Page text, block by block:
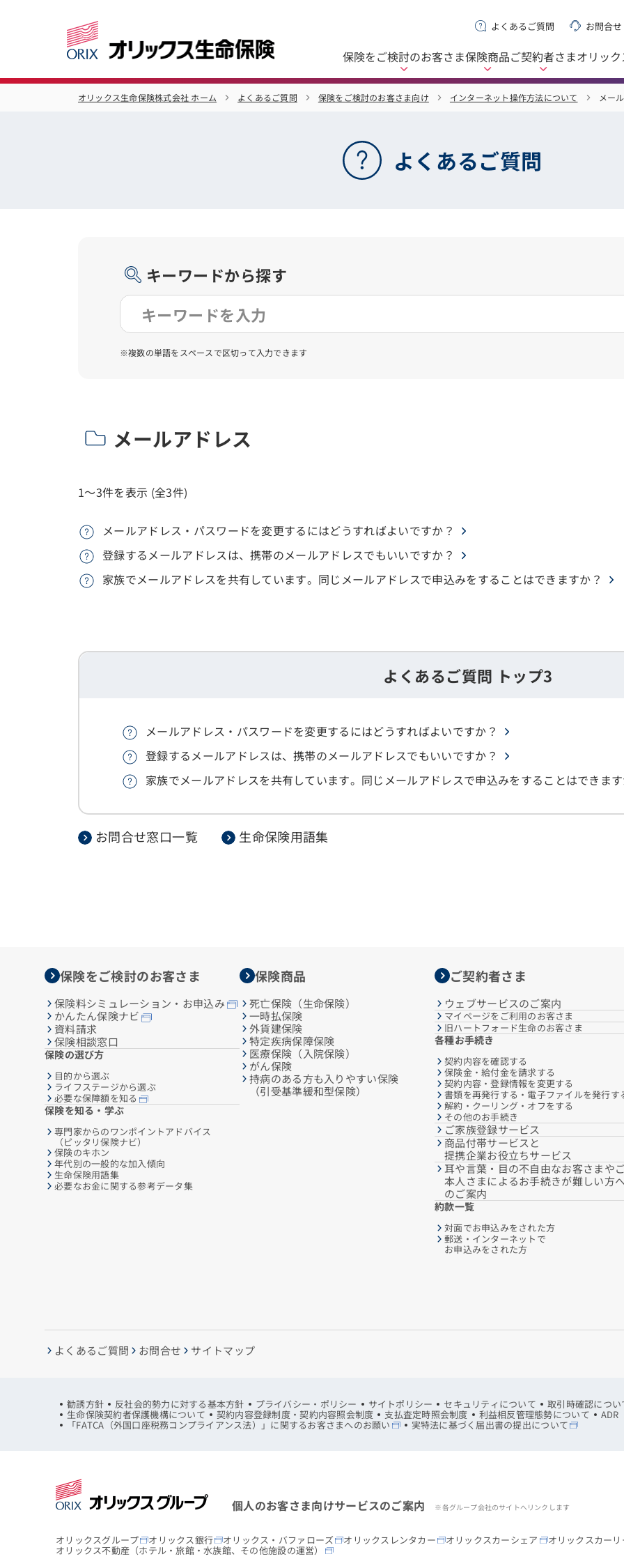
保険をご検討のお客さま保険商品ご契約者さまオリッ
よくあるご質問 お問合せ
オリックス生命保険株式会社 ホーム よくあるご質問 保険をご検討のお客さま向け インターネット操作方法について メー
よくあるご質問
キーワードから探す
※複数の単語をスペースで区切って入力できます
メールアドレス
1～3件を表示 (全3件)
メールアドレス・パスワードを変更するにはどうすればよいですか？
登録するメールアドレスは、携帯のメールアドレスでもいいですか？
家族でメールアドレスを共有しています。同じメールアドレスで申込みをすることはできますか？
よくあるご質問 トップ3
メールアドレス・パスワードを変更するにはどうすればよいですか？
登録するメールアドレスは、携帯のメールアドレスでもいいですか？
家族でメールアドレスを共有しています。同じメールアドレスで申込みをすることはできま
お問合せ窓口一覧 生命保険用語集
保険をご検討のお客さま
保険料シミュレーション・お申込み
かんたん保険ナビ
資料請求
保険相談窓口
保険の選び方
目的から選ぶ
ライフステージから選ぶ
必要な保障額を知る
保険を知る・学ぶ
専門家からのワンポイントアドバイス
（ピッタリ保険ナビ）
保険のキホン
年代別の一般的な加入傾向
生命保険用語集
必要なお金に関する参考データ集
保険商品
死亡保険（生命保険）
一時払保険
外貨建保険
特定疾病保障保険
医療保険（入院保険）
がん保険
持病のある方も入りやすい保険
（引受基準緩和型保険）
ご契約者さま
ウェブサービスのご案内
マイページをご利用のお客さま
旧ハートフォード生命のお客さま
各種お手続き
契約内容を確認する
保険金・給付金を請求する
契約内容・登録情報を変更する
書類を再発行する・電子ファイルを発行す
解約・クーリング・オフをする
その他のお手続き
ご家族登録サービス
商品付帯サービスと
提携企業お役立ちサービス
耳や言葉・目の不自由なお客さまや
本人さまによるお手続きが難しい方
のご案内
約款一覧
対面でお申込みをされた方
郵送・インターネットで
お申込みをされた方
よくあるご質問 お問合せ サイトマップ
勧誘方針 反社会的勢力に対する基本方針 プライバシー・ポリシー サイトポリシー セキュリティについて 取引時確認につい
生命保険契約者保護機構について 契約内容登録制度・契約内容照会制度 支払査定時照会制度 利益相反管理態勢について ADR
「FATCA（外国口座税務コンプライアンス法）」に関するお客さまへのお願い 実特法に基づく届出書の提出について
個人のお客さま向けサービスのご案内 ※各グループ会社のサイトへリンクします
オリックスグループ オリックス銀行 オリックス・バファローズ オリックスレンタカー オリックスカーシェア オリックスカー
オリックス不動産 （ホテル・旅館・水族館、その他施設の運営）